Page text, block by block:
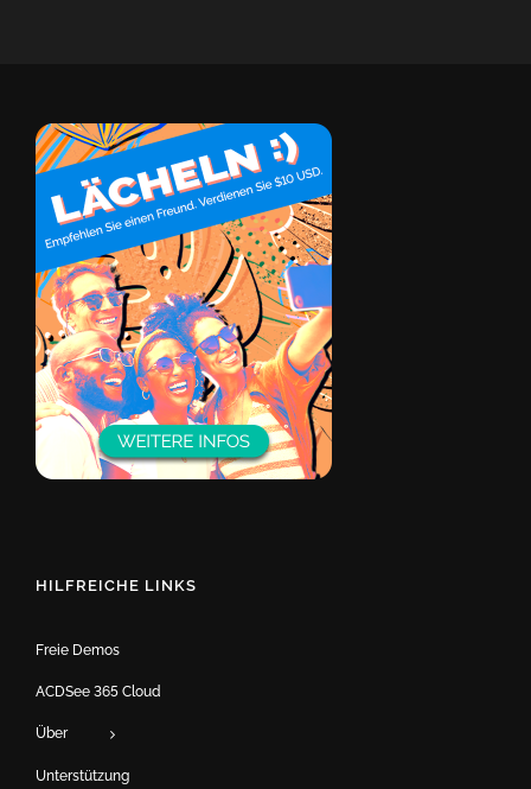
HILFREICHE LINKS
Freie Demos
ACDSee 365 Cloud
Über
Unterstützung